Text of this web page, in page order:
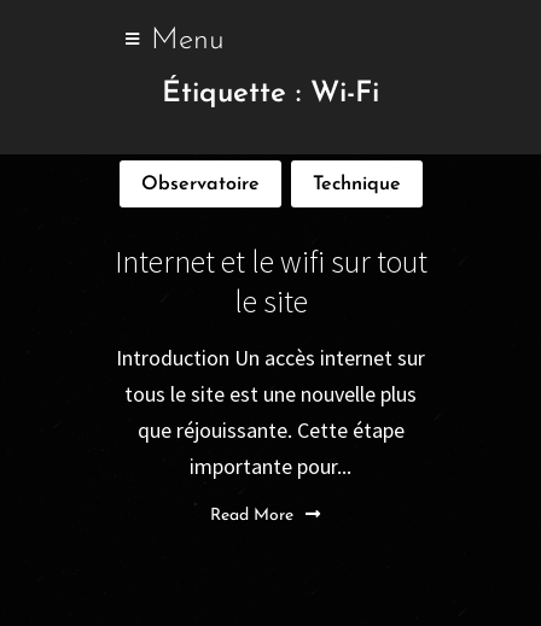
Menu
Étiquette : Wi-Fi
Observatoire Technique
Internet et le wifi sur tout
le site
Introduction Un accès internet sur
tous le site est une nouvelle plus
que réjouissante. Cette étape
importante pour...
Read More